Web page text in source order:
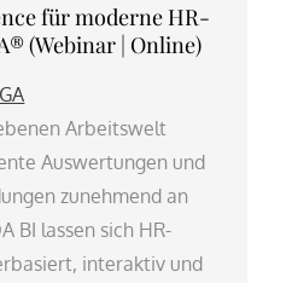
für moderne HR-
(Webinar | Online)
Arbeitswelt
Auswertungen und
zunehmend an
BI lassen sich HR-
interaktiv und